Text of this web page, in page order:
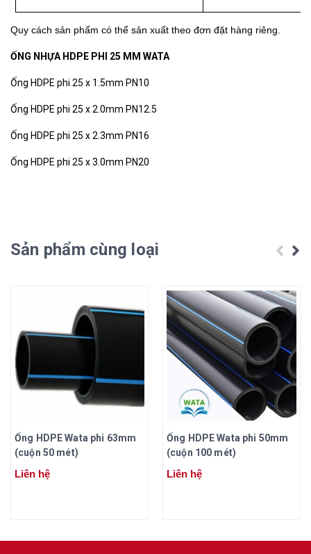
Quy cách sản phẩm có thể sản xuất theo đơn đặt hàng riêng.
ỐNG NHỰA HDPE PHI 25 MM WATA
Ống HDPE phi 25 x 1.5mm PN10
Ống HDPE phi 25 x 2.0mm PN12.5
Ống HDPE phi 25 x 2.3mm PN16
Ống HDPE phi 25 x 3.0mm PN20
Sản phẩm cùng loại
Ống HDPE Wata phi 63mm
(cuộn 50 mét)
Liên hệ
Ống HDPE Wata phi 50mm
(cuộn 100 mét)
Liên hệ